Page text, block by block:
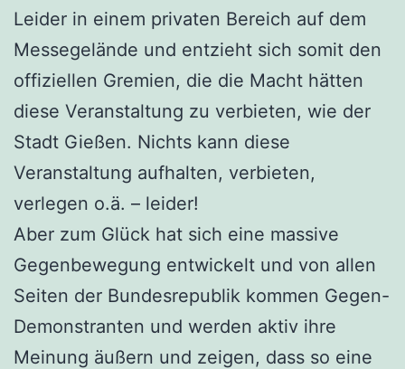
Leider in einem privaten Bereich auf dem
Messegelände und entzieht sich somit den
offiziellen Gremien, die die Macht hätten
diese Veranstaltung zu verbieten, wie der
Stadt Gießen. Nichts kann diese
Veranstaltung aufhalten, verbieten,
verlegen o.ä. – leider!
Aber zum Glück hat sich eine massive
Gegenbewegung entwickelt und von allen
Seiten der Bundesrepublik kommen Gegen-
Demonstranten und werden aktiv ihre
Meinung äußern und zeigen, dass so eine